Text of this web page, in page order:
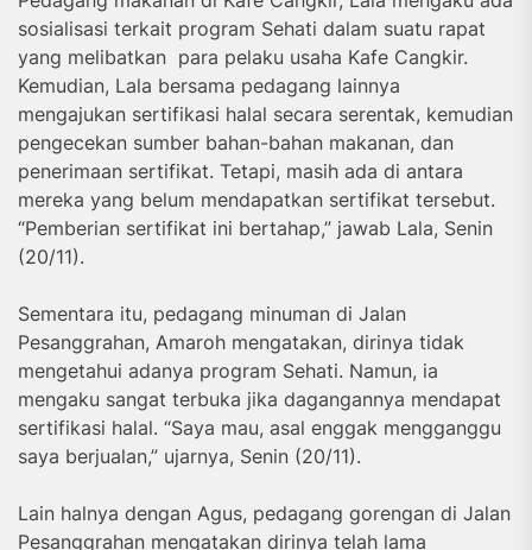
sosialisasi terkait program Sehati dalam suatu rapat
yang melibatkan para pelaku usaha Kafe Cangkir.
Kemudian, Lala bersama pedagang lainnya
mengajukan sertifikasi halal secara serentak, kemudian
pengecekan sumber bahan-bahan makanan, dan
penerimaan sertifikat. Tetapi, masih ada di antara
mereka yang belum mendapatkan sertifikat tersebut.
“Pemberian sertifikat ini bertahap,” jawab Lala, Senin
(20/11).
Sementara itu, pedagang minuman di Jalan
Pesanggrahan, Amaroh mengatakan, dirinya tidak
mengetahui adanya program Sehati. Namun, ia
mengaku sangat terbuka jika dagangannya mendapat
sertifikasi halal. “Saya mau, asal enggak mengganggu
saya berjualan,” ujarnya, Senin (20/11).
Lain halnya dengan Agus, pedagang gorengan di Jalan
Pesanggrahan mengatakan dirinya telah lama